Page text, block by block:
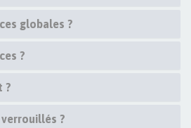
globales ?
?
?
?